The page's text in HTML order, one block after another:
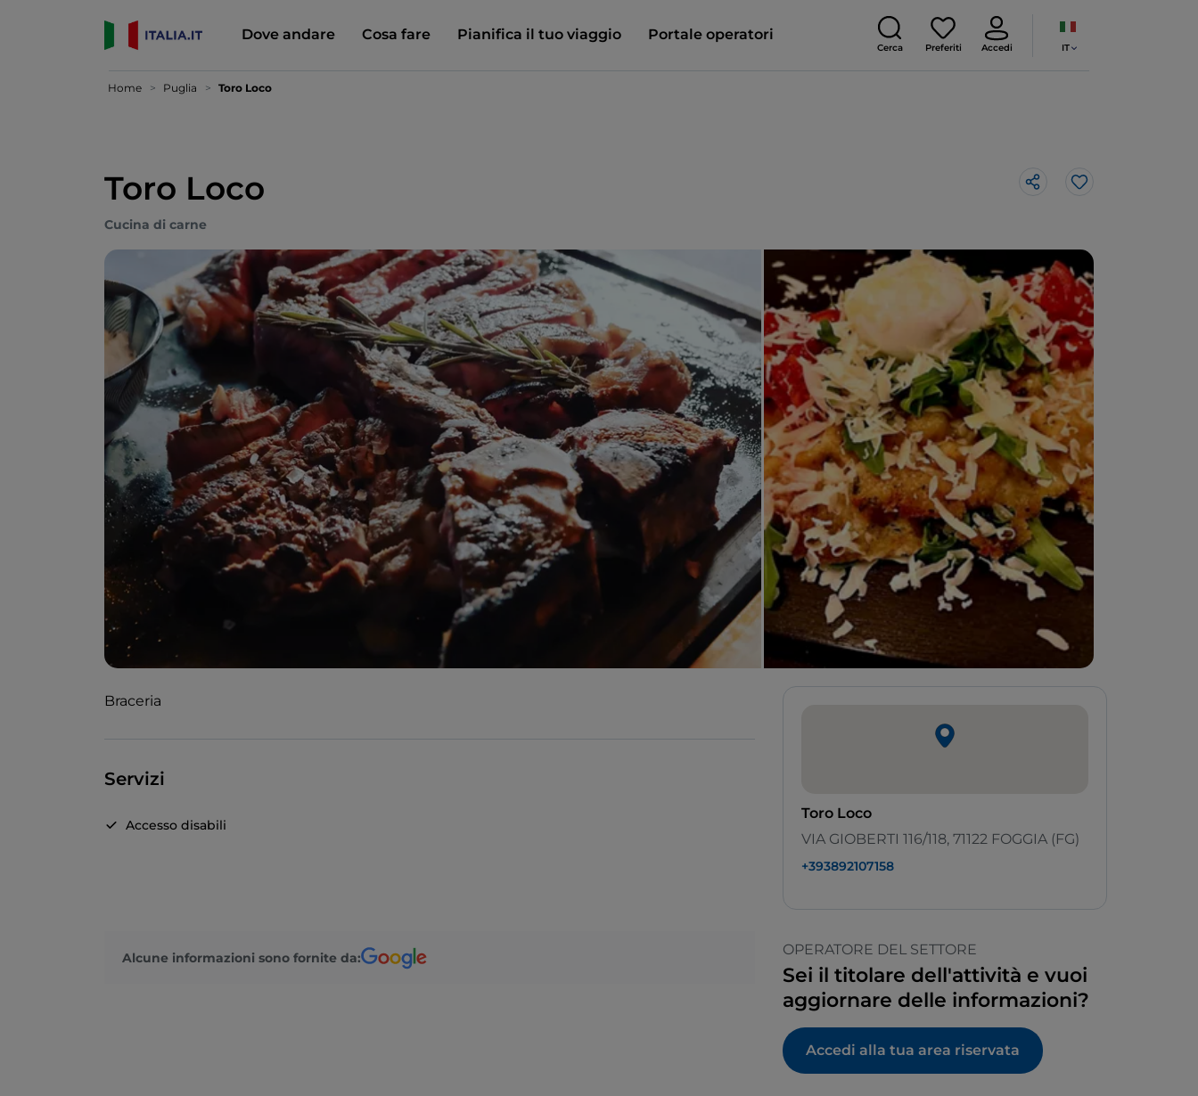
Dove andare Cosa fare Pianifica il tuo viaggio Portale operatori
Cerca Preferiti Accedi IT
Home Puglia Toro Loco
Toro Loco Like
Cucina di carne
Braceria
Servizi
Accesso disabili
Alcune informazioni sono fornite da:
Toro Loco
VIA GIOBERTI 116/118, 71122 FOGGIA (FG)
+393892107158
OPERATORE DEL SETTORE
Sei il titolare dell'attività e vuoi
aggiornare delle informazioni?
Accedi alla tua area riservata